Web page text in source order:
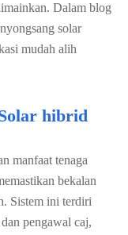
Dalam blog
solar
mudah alih
hibrid
manfaat tenaga
bekalan
Sistem ini terdiri
pengawal caj,